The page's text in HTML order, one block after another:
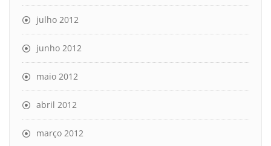
julho 2012
junho 2012
maio 2012
abril 2012
março 2012